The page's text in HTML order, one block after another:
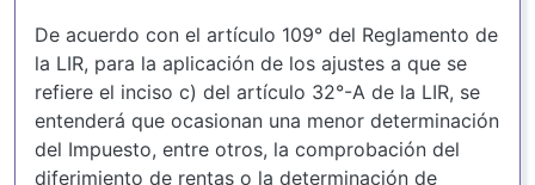
De acuerdo con el artículo 109° del Reglamento de
la LIR, para la aplicación de los ajustes a que se
refiere el inciso c) del artículo 32°-A de la LIR, se
entenderá que ocasionan una menor determinación
del Impuesto, entre otros, la comprobación del
diferimiento de rentas o la determinación de